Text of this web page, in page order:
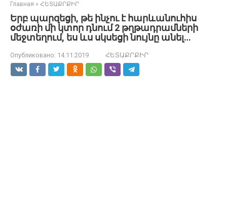
Главная » ՀԵՏԱՔՐՔԻՐ
Երբ պարզեցի, թե ինչու է հարևանուհիս
օժառի մի կտոր դնում 2 թղթադրամների
մեջտեղում, ես ևս սկսեցի նույնը անել…
Опубликовано: 14.11.2019 ՀԵՏԱՔՐՔԻՐ